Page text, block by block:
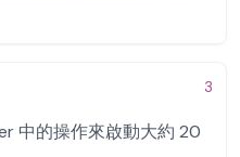
3
中的操作來啟動大約 20